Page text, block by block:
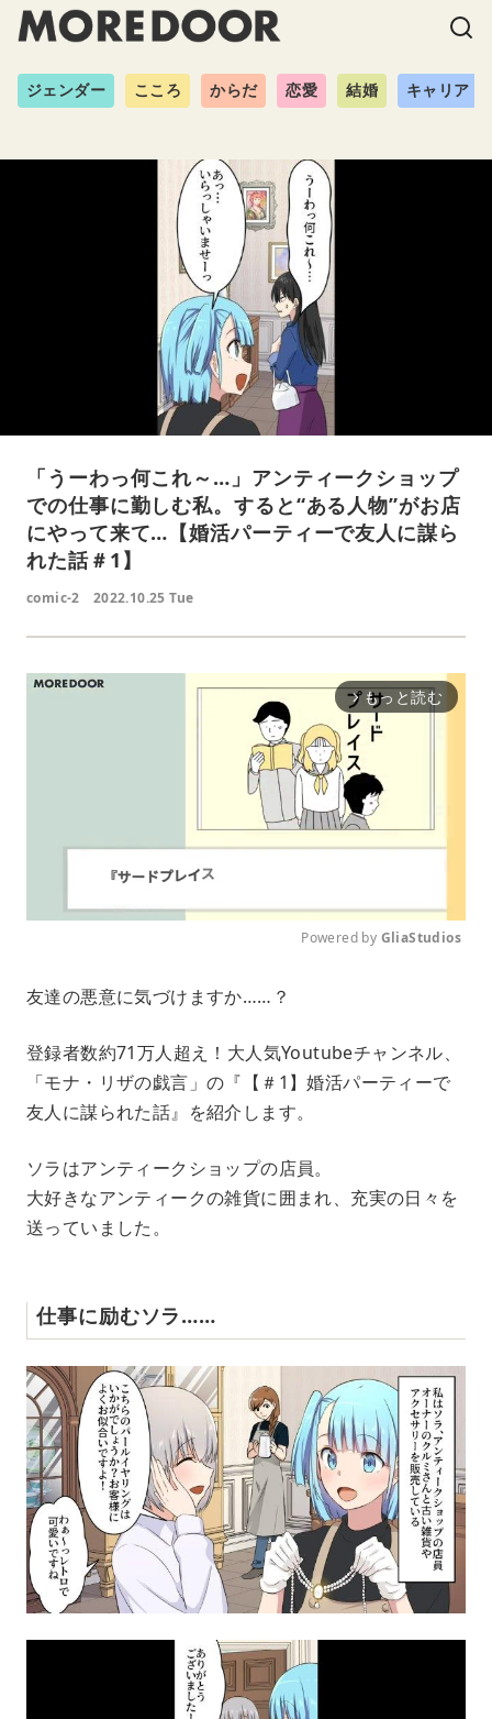
ジェンダー こころ からだ 恋愛 結婚 キャリア
「うーわっ何これ～…」アンティークショップ
での仕事に勤しむ私。すると“ある人物”がお店
にやって来て…【婚活パーティーで友人に謀ら
れた話＃1】
comic-2 2022.10.25 Tue
arrow_forward_ios もっと読む
e
Powered by GliaStudios
友達の悪意に気づけますか……？
登録者数約71万人超え！大人気Youtubeチャンネル、
「モナ・リザの戯言」の『【＃1】婚活パーティーで
友人に謀られた話』を紹介します。
ソラはアンティークショップの店員。
大好きなアンティークの雑貨に囲まれ、充実の日々を
送っていました。
仕事に励むソラ……